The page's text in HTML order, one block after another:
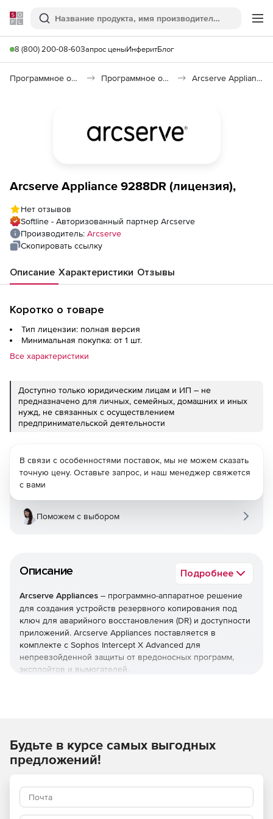
Softline
Поиск
8 (800) 200-08-60Запрос ценыИнферитБлог
Программное обеспечение для работы с файлами и дисками Программное обеспечение для резервного копирования Arcserve Appliances
Arcserve Appliance 9288DR (лицензия),
Нет отзывов
Softline - Авторизованный партнер Arcserve
Производитель: Arcserve
Скопировать ссылку
Описание Характеристики Отзывы
Коротко о товаре
Тип лицензии: полная версия
Минимальная покупка: от 1 шт.
Все характеристики
Доступно только юридическим лицам и ИП – не
предназначено для личных, семейных, домашних и иных
нужд, не связанных с осуществлением
предпринимательской деятельности
Описание Подробнее
Arcserve Appliances – программно-аппаратное решение
для создания устройств резервного копирования под
ключ для аварийного восстановления (DR) и доступности
приложений. Arcserve Appliances поставляется в
комплекте с Sophos Intercept X Advanced для
непревзойденной защиты от вредоносных программ,
эксплойтов и вымогателей.
хранилище с ускоренной флэш-памятью, надежную
обработку серверов и высокоскоростные сети с
проверенными технологиями предотвращения угроз,
резервированием для копирования, безопасности,
аварийного восстановления и доступности приложений.
В связи с особенностями поставок, мы не можем сказать
точную цену. Оставьте запрос, и наш менеджер свяжется
с вами
Поможем с выбором
Будьте в курсе самых выгодных
предложений!